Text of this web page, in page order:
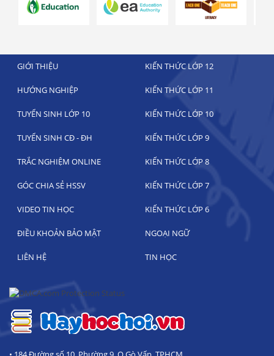
GIỚI THIỆU KIẾN THỨC LỚP 12
HƯỚNG NGHIỆP KIẾN THỨC LỚP 11
TUYỂN SINH LỚP 10 KIẾN THỨC LỚP 10
TUYỂN SINH CĐ - ĐH KIẾN THỨC LỚP 9
TRẮC NGHIỆM ONLINE KIẾN THỨC LỚP 8
GÓC CHIA SẺ HSSV KIẾN THỨC LỚP 7
VIDEO TIN HỌC KIẾN THỨC LỚP 6
ĐIỀU KHOẢN BẢO MẬT NGOẠI NGỮ
LIÊN HỆ TIN HỌC